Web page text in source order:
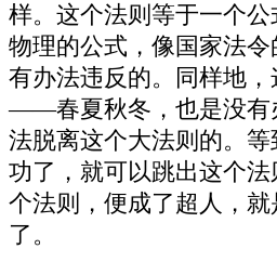
样。这个法则等于一个公
物理的公式，像国家法
有办法违反的。同样地
——春夏秋冬，也是没有
法脱离这个大法则的。
功了，就可以跳出这个
个法则，便成了超人，
了。